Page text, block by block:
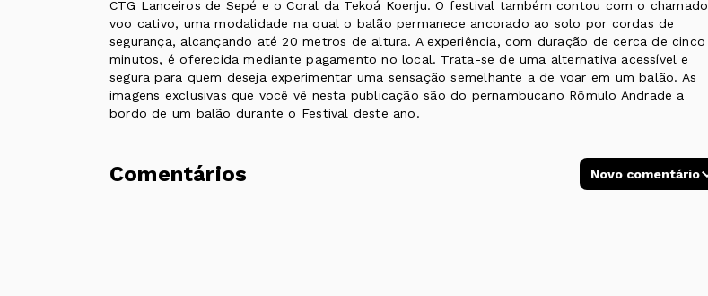
CTG Lanceiros de Sepé e o Coral da Tekoá Koenju. O festival também contou com o chamado
voo cativo, uma modalidade na qual o balão permanece ancorado ao solo por cordas de
segurança, alcançando até 20 metros de altura. A experiência, com duração de cerca de cinco
minutos, é oferecida mediante pagamento no local. Trata-se de uma alternativa acessível e
segura para quem deseja experimentar uma sensação semelhante a de voar em um balão. As
imagens exclusivas que você vê nesta publicação são do pernambucano Rômulo Andrade a
bordo de um balão durante o Festival deste ano.
Comentários Novo comentário